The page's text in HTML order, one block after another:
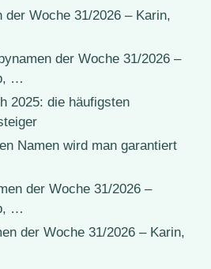
der Woche 31/2026 – Karin,
der Woche 31/2026 –
…
2025: die häufigsten
Namen wird man garantiert
der Woche 31/2026 –
…
der Woche 31/2026 – Karin,